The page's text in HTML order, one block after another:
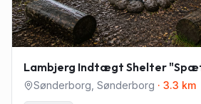
Lambjerg Indtægt Shelter
Sønderborg Sønderborg · 3.3 km